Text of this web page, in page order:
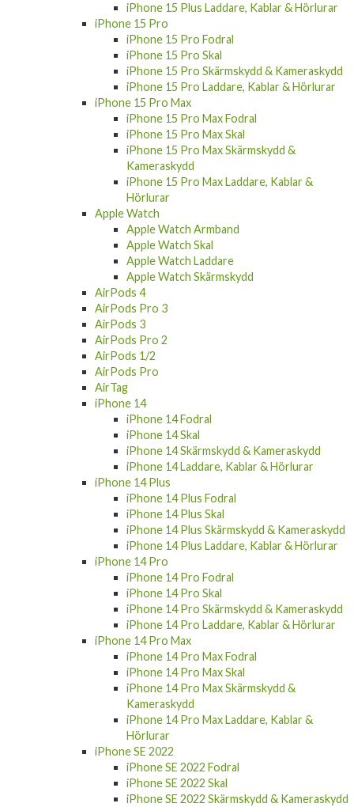
iPhone 15 Pro
iPhone 15 Pro Fodral
iPhone 15 Pro Skal
iPhone 15 Pro Skärmskydd & Kameraskydd
iPhone 15 Pro Laddare, Kablar & Hörlurar
iPhone 15 Pro Max
iPhone 15 Pro Max Fodral
iPhone 15 Pro Max Skal
iPhone 15 Pro Max Skärmskydd &
Kameraskydd
iPhone 15 Pro Max Laddare, Kablar &
Hörlurar
Apple Watch
Apple Watch Armband
Apple Watch Skal
Apple Watch Laddare
Apple Watch Skärmskydd
AirPods 4
AirPods Pro 3
AirPods 3
AirPods Pro 2
AirPods 1/2
AirPods Pro
AirTag
iPhone 14
iPhone 14 Fodral
iPhone 14 Skal
iPhone 14 Skärmskydd & Kameraskydd
iPhone 14 Laddare, Kablar & Hörlurar
iPhone 14 Plus
iPhone 14 Plus Fodral
iPhone 14 Plus Skal
iPhone 14 Plus Skärmskydd & Kameraskydd
iPhone 14 Plus Laddare, Kablar & Hörlurar
iPhone 14 Pro
iPhone 14 Pro Fodral
iPhone 14 Pro Skal
iPhone 14 Pro Skärmskydd & Kameraskydd
iPhone 14 Pro Laddare, Kablar & Hörlurar
iPhone 14 Pro Max
iPhone 14 Pro Max Fodral
iPhone 14 Pro Max Skal
iPhone 14 Pro Max Skärmskydd &
Kameraskydd
iPhone 14 Pro Max Laddare, Kablar &
Hörlurar
iPhone SE 2022
iPhone SE 2022 Fodral
iPhone SE 2022 Skal
iPhone SE 2022 Skärmskydd & Kameraskydd
iPhone SE 2022 Laddare, Kablar & Hörlurar